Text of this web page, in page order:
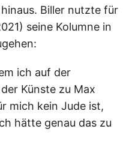
Biller nutzte für
seine Kolumne in
ich auf der
Künste zu Max
mich kein Jude ist,
hätte genau das zu